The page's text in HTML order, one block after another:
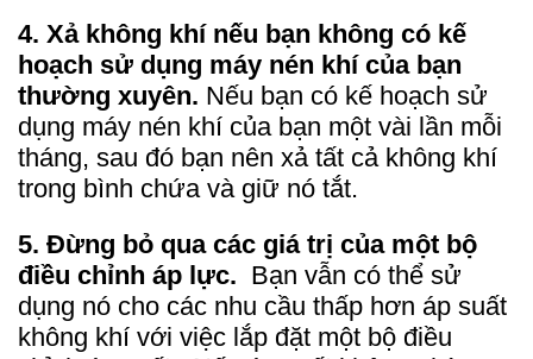
4. Xả không khí nếu bạn không có kế
hoạch sử dụng máy nén khí của bạn
thường xuyên. Nếu bạn có kế hoạch sử
dụng máy nén khí của bạn một vài lần mỗi
tháng, sau đó bạn nên xả tất cả không khí
trong bình chứa và giữ nó tắt.
5. Đừng bỏ qua các giá trị của một bộ
điều chỉnh áp lực. Bạn vẫn có thể sử
dụng nó cho các nhu cầu thấp hơn áp suất
không khí với việc lắp đặt một bộ điều